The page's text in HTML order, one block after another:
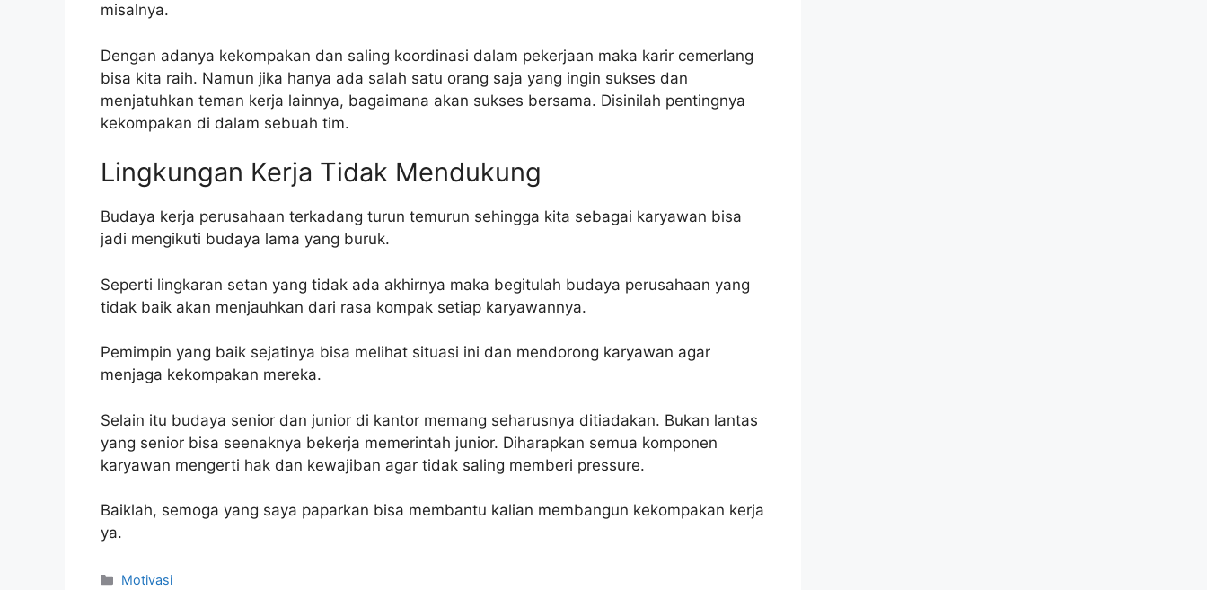
misalnya.
Dengan adanya kekompakan dan saling koordinasi dalam pekerjaan maka karir cemerlang
bisa kita raih. Namun jika hanya ada salah satu orang saja yang ingin sukses dan
menjatuhkan teman kerja lainnya, bagaimana akan sukses bersama. Disinilah pentingnya
kekompakan di dalam sebuah tim.
Lingkungan Kerja Tidak Mendukung
Budaya kerja perusahaan terkadang turun temurun sehingga kita sebagai karyawan bisa
jadi mengikuti budaya lama yang buruk.
Seperti lingkaran setan yang tidak ada akhirnya maka begitulah budaya perusahaan yang
tidak baik akan menjauhkan dari rasa kompak setiap karyawannya.
Pemimpin yang baik sejatinya bisa melihat situasi ini dan mendorong karyawan agar
menjaga kekompakan mereka.
Selain itu budaya senior dan junior di kantor memang seharusnya ditiadakan. Bukan lantas
yang senior bisa seenaknya bekerja memerintah junior. Diharapkan semua komponen
karyawan mengerti hak dan kewajiban agar tidak saling memberi pressure.
Baiklah, semoga yang saya paparkan bisa membantu kalian membangun kekompakan kerja
ya.
Categories
Motivasi